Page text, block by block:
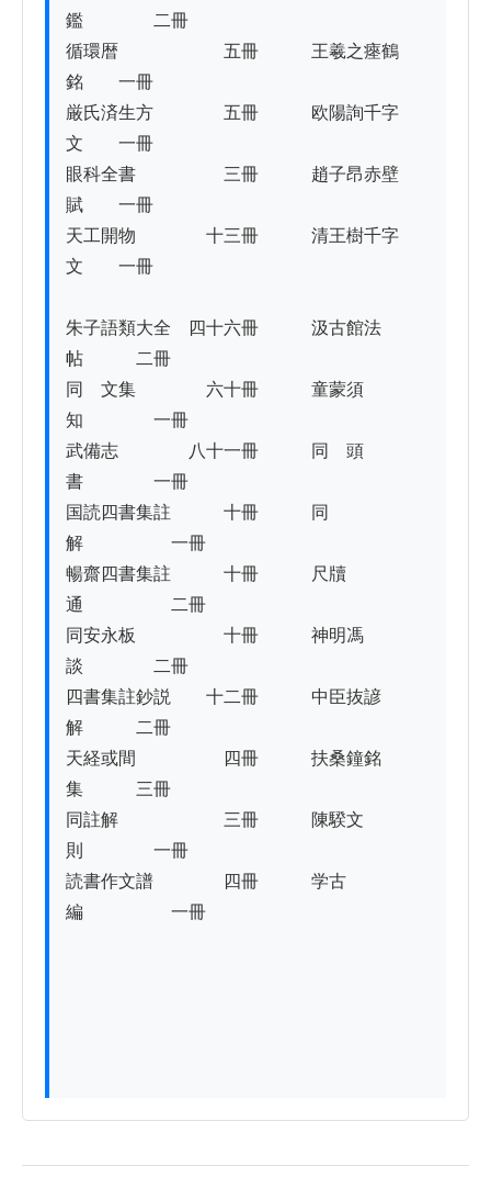
鑑　　　　二冊
循環暦　　　　　　五冊　　　王羲之瘞鶴
銘　　一冊
厳氏済生方　　　　五冊　　　欧陽詢千字
文　　一冊
眼科全書　　　　　三冊　　　趙子昂赤壁
賦　　一冊
天工開物　　　　十三冊　　　清王樹千字
文　　一冊
朱子語類大全　四十六冊　　　汲古館法
帖　　　二冊
同　文集　　　　六十冊　　　童蒙須
知　　　　一冊
武備志　　　　八十一冊　　　同　頭
書　　　　一冊
国読四書集註　　　十冊　　　同
解　　　　　一冊
暢齋四書集註　　　十冊　　　尺牘
通　　　　　二冊
同安永板　　　　　十冊　　　神明馮
談　　　　二冊
四書集註鈔説　　十二冊　　　中臣抜諺
解　　　二冊
天経或間　　　　　四冊　　　扶桑鐘銘
集　　　三冊
同註解　　　　　　三冊　　　陳騤文
則　　　　一冊
読書作文譜　　　　四冊　　　学古
編　　　　　一冊